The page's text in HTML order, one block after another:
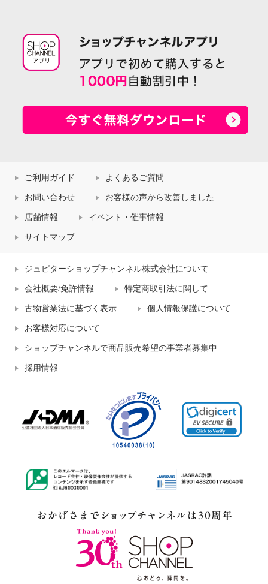
ご利用ガイド よくあるご質問
お問い合わせ お客様の声から改善しました
店舗情報 イベント・催事情報
サイトマップ
ジュピターショップチャンネル株式会社について
会社概要/免許情報 特定商取引法に関して
古物営業法に基づく表示 個人情報保護について
お客様対応について
ショップチャンネルで商品販売希望の事業者募集中
採用情報